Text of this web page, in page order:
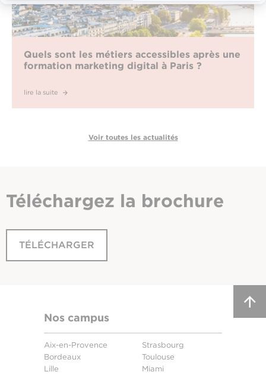
Quels sont les métiers accessibles après une
formation marketing digital à Paris ?
lire la suite
Voir toutes les actualités
Téléchargez la brochure
TÉLÉCHARGER
Nos campus
Aix-en-Provence
Bordeaux
Lille
Strasbourg
Toulouse
Miami